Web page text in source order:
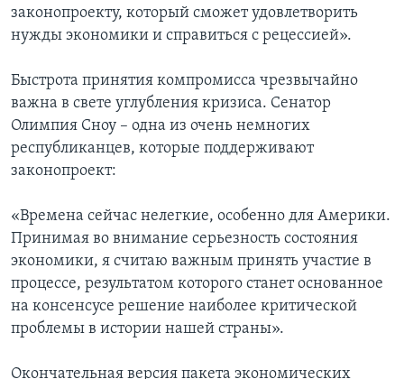
законопроекту, который сможет удовлетворить
нужды экономики и справиться с рецессией».
Быстрота принятия компромисса чрезвычайно
важна в свете углубления кризиса. Сенатор
Олимпия Сноу – одна из очень немногих
республиканцев, которые поддерживают
законопроект:
«Времена сейчас нелегкие, особенно для Америки.
Принимая во внимание серьезность состояния
экономики, я считаю важным принять участие в
процессе, результатом которого станет основанное
на консенсусе решение наиболее критической
проблемы в истории нашей страны».
Окончательная версия пакета экономических